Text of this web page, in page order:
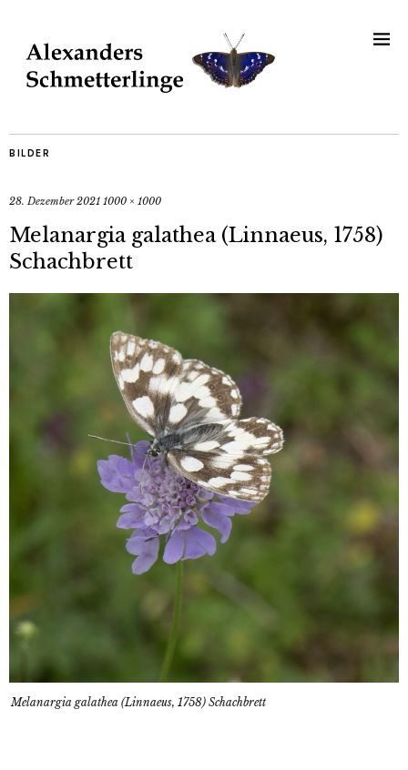
BILDER
28. Dezember 2021 1000 × 1000
Melanargia galathea (Linnaeus, 1758)
Schachbrett
Melanargia galathea (Linnaeus, 1758) Schachbrett